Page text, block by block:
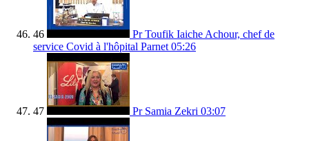
46
Pr Toufik Iaiche Achour, chef de
service Covid à l'hôpital Parnet 05:26
47 Pr Samia Zekri 03:07